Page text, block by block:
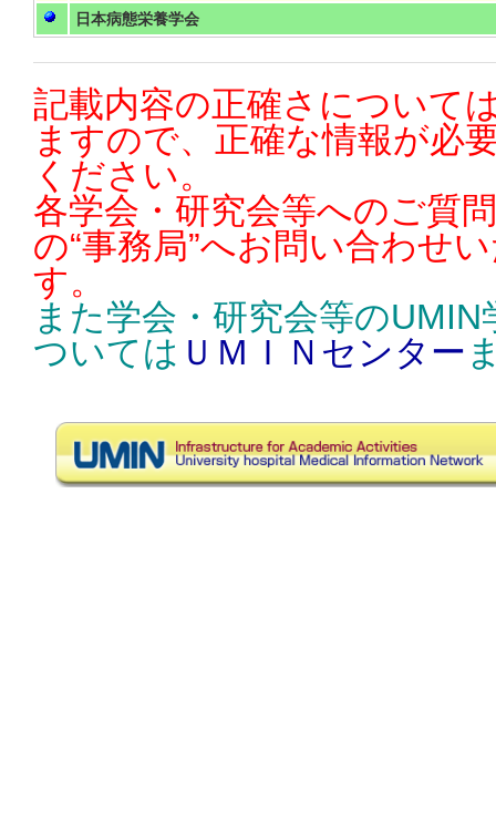
日本病態栄養学会
記載内容の正確さについて
ますので、正確な情報が必
ください。
各学会・研究会等へのご質
の“事務局”へお問い合わせ
す。
また学会・研究会等の
ついては ＵＭＩＮセンター